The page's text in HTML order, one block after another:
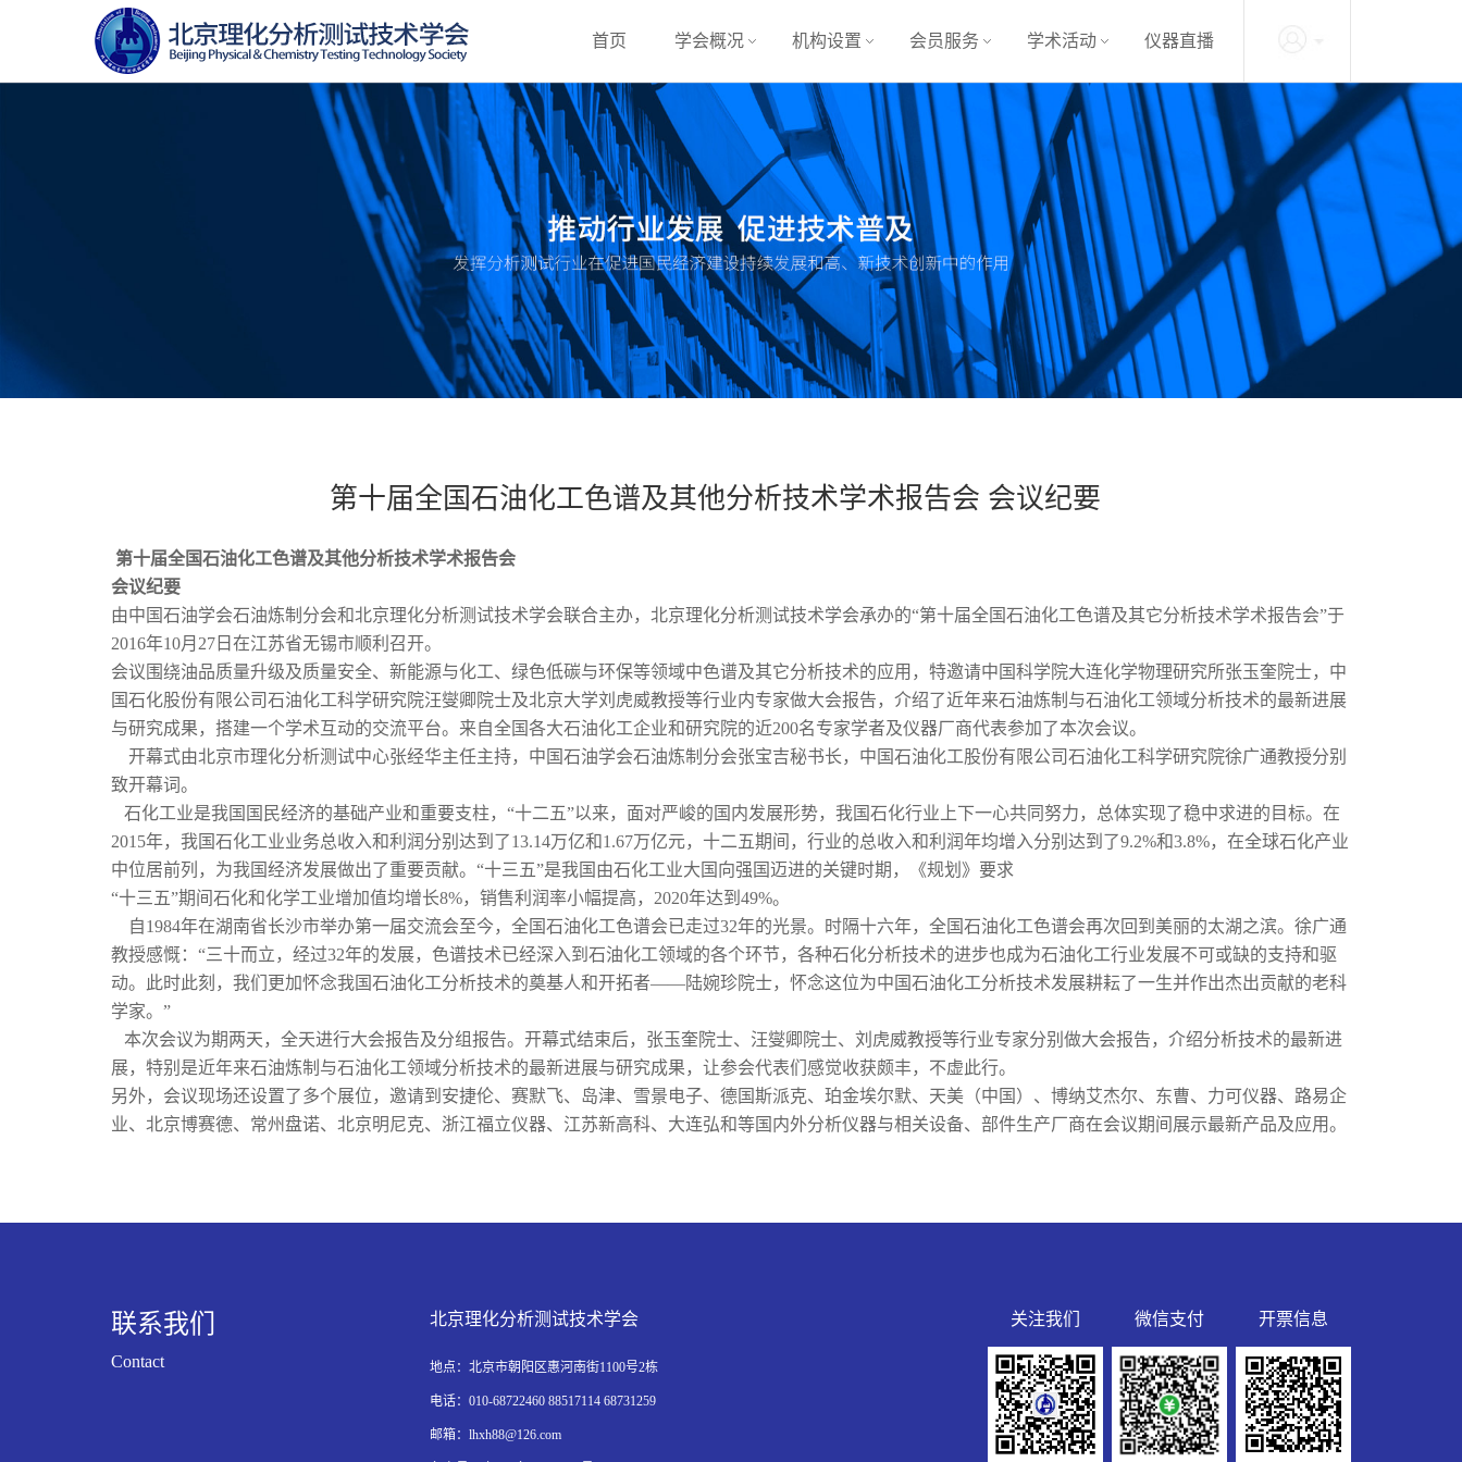
首页 学会概况 机构设置 会员服务 学术活动 仪器直播
第十届全国石油化工色谱及其他分析技术学术报告会 会议纪要
第十届全国石油化工色谱及其他分析技术学术报告会
会议纪要
由中国石油学会石油炼制分会和北京理化分析测试技术学会联合主办，北京理化分析测试技术学会承办的“第十届全国石油化工色谱及其它分析技术学术报告会”于
2016年10月27日在江苏省无锡市顺利召开。
会议围绕油品质量升级及质量安全、新能源与化工、绿色低碳与环保等领域中色谱及其它分析技术的应用，特邀请中国科学院大连化学物理研究所张玉奎院士，中
国石化股份有限公司石油化工科学研究院汪燮卿院士及北京大学刘虎威教授等行业内专家做大会报告，介绍了近年来石油炼制与石油化工领域分析技术的最新进展
与研究成果，搭建一个学术互动的交流平台。来自全国各大石油化工企业和研究院的近200名专家学者及仪器厂商代表参加了本次会议。
开幕式由北京市理化分析测试中心张经华主任主持，中国石油学会石油炼制分会张宝吉秘书长，中国石油化工股份有限公司石油化工科学研究院徐广通教授分别
致开幕词。
石化工业是我国国民经济的基础产业和重要支柱，“十二五”以来，面对严峻的国内发展形势，我国石化行业上下一心共同努力，总体实现了稳中求进的目标。在
2015年，我国石化工业业务总收入和利润分别达到了13.14万亿和1.67万亿元，十二五期间，行业的总收入和利润年均增入分别达到了9.2%和3.8%，在全球石化产业
中位居前列，为我国经济发展做出了重要贡献。“十三五”是我国由石化工业大国向强国迈进的关键时期，《规划》要求
“十三五”期间石化和化学工业增加值均增长8%，销售利润率小幅提高，2020年达到49%。
自1984年在湖南省长沙市举办第一届交流会至今，全国石油化工色谱会已走过32年的光景。时隔十六年，全国石油化工色谱会再次回到美丽的太湖之滨。徐广通
教授感慨：“三十而立，经过32年的发展，色谱技术已经深入到石油化工领域的各个环节，各种石化分析技术的进步也成为石油化工行业发展不可或缺的支持和驱
动。此时此刻，我们更加怀念我国石油化工分析技术的奠基人和开拓者——陆婉珍院士，怀念这位为中国石油化工分析技术发展耕耘了一生并作出杰出贡献的老科
学家。”
本次会议为期两天，全天进行大会报告及分组报告。开幕式结束后，张玉奎院士、汪燮卿院士、刘虎威教授等行业专家分别做大会报告，介绍分析技术的最新进
展，特别是近年来石油炼制与石油化工领域分析技术的最新进展与研究成果，让参会代表们感觉收获颇丰，不虚此行。
另外，会议现场还设置了多个展位，邀请到安捷伦、赛默飞、岛津、雪景电子、德国斯派克、珀金埃尔默、天美（中国）、博纳艾杰尔、东曹、力可仪器、路易企
业、北京博赛德、常州盘诺、北京明尼克、浙江福立仪器、江苏新高科、大连弘和等国内外分析仪器与相关设备、部件生产厂商在会议期间展示最新产品及应用。
联系我们
Contact
北京理化分析测试技术学会
地点：北京市朝阳区惠河南街1100号2栋
电话：010-68722460 88517114 68731259
邮箱：lhxh88@126.com
开票信息
微信支付
关注我们